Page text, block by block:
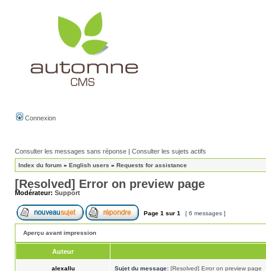
Connexion
Consulter les messages sans réponse | Consulter les sujets actifs
Index du forum » English users » Requests for assistance
[Resolved] Error on preview page
Modérateur: Support
Page 1 sur 1 [ 6 messages ]
Aperçu avant impression
Auteur
alexallu Sujet du message: [Resolved] Error on preview page